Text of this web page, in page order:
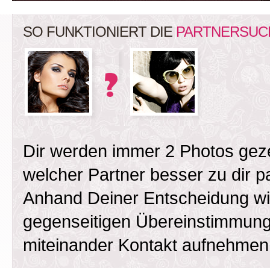
SO FUNKTIONIERT DIE
Dir werden immer 2 Photos
welcher Partner besser zu dir
Anhand Deiner Entscheidung
gegenseitigen
miteinander Kontakt